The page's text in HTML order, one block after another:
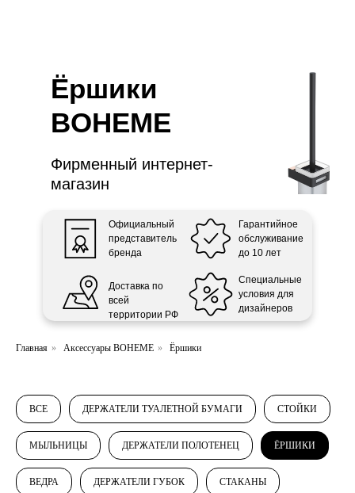
Ёршики
BOHEME
Фирменный интернет-
магазин
Официальный
представитель
бренда
Доставка по
всей
территории РФ
Гарантийное
обслуживание
до 10 лет
Специальные
условия для
дизайнеров
Главная » Аксессуары BOHEME » Ёршики
ВСЕ ДЕРЖАТЕЛИ ТУАЛЕТНОЙ БУМАГИ СТОЙКИ
МЫЛЬНИЦЫ ДЕРЖАТЕЛИ ПОЛОТЕНЕЦ ЁРШИКИ
ВЕДРА ДЕРЖАТЕЛИ ГУБОК СТАКАНЫ